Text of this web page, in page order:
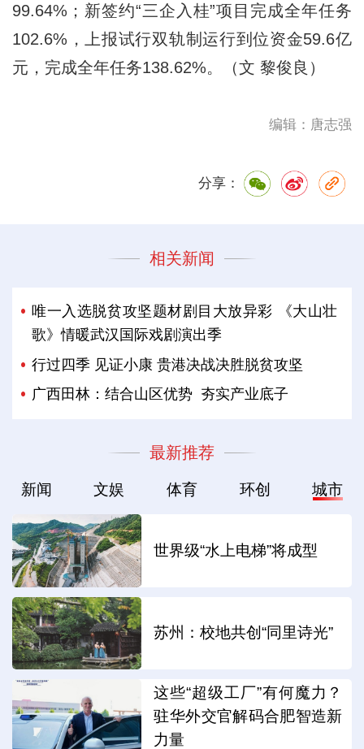
99.64%；新签约“三企入桂”项目完成全年任务
102.6%，上报试行双轨制运行到位资金59.6亿
元，完成全年任务138.62%。（文 黎俊良）
编辑：唐志强
分享：
相关新闻
唯一入选脱贫攻坚题材剧目大放异彩 《大山壮
歌》情暖武汉国际戏剧演出季
行过四季 见证小康 贵港决战决胜脱贫攻坚
广西田林：结合山区优势 夯实产业底子
最新推荐
新闻 文娱 体育 环创 城市
世界级“水上电梯”将成型
苏州：校地共创“同里诗光”
这些“超级工厂”有何魔力？
驻华外交官解码合肥智造新
力量